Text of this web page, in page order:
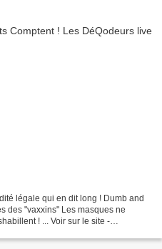
légale qui en dit long ! Dumb and
des "vaxxins" Les masques ne
! ... Voir sur le site -